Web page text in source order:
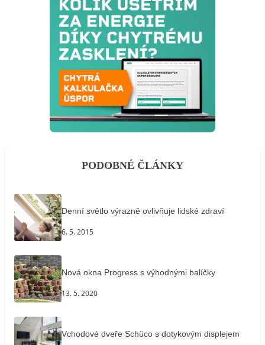
PODOBNÉ ČLÁNKY
Denní světlo výrazně ovlivňuje lidské zdraví
6. 5. 2015
Nová okna Progress s výhodnými balíčky
13. 5. 2020
Vchodové dveře Schüco s dotykovým displejem